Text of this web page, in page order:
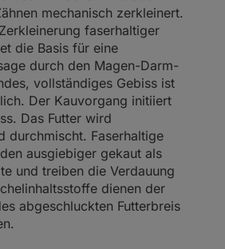
mechanisch zerkleinert.
faserhaltiger
die Basis für eine
durch den Magen-Darm-
vollständiges Gebiss ist
Der Kauvorgang initiiert
Das Futter wird
durchmischt. Faserhaltige
ausgiebiger gekaut als
und treiben die Verdauung
dienen der
abgeschluckten Futterbreis